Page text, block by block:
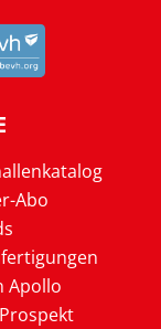
Abo
Apollo